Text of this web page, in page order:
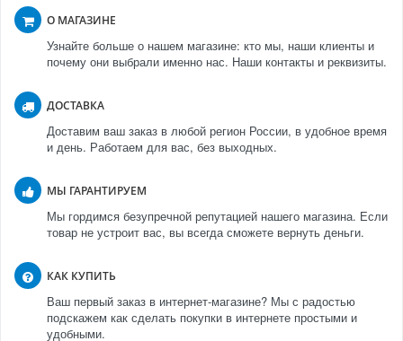
О МАГАЗИНЕ
Узнайте больше о нашем магазине: кто мы, наши клиенты и
почему они выбрали именно нас. Наши контакты и реквизиты.
ДОСТАВКА
Доставим ваш заказ в любой регион России, в удобное время
и день. Работаем для вас, без выходных.
МЫ ГАРАНТИРУЕМ
Мы гордимся безупречной репутацией нашего магазина. Если
товар не устроит вас, вы всегда сможете вернуть деньги.
КАК КУПИТЬ
Ваш первый заказ в интернет-магазине? Мы с радостью
подскажем как сделать покупки в интернете простыми и
удобными.